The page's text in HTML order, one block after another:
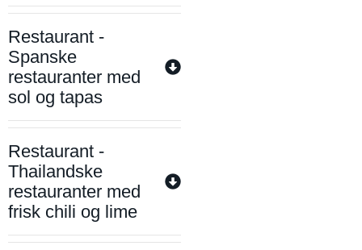
Restaurant -
Spanske
restauranter med
sol og tapas
Restaurant -
Thailandske
restauranter med
frisk chili og lime